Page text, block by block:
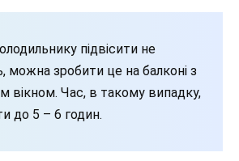
підвісити не
можна зробити це на балконі з
вікном. Час, в такому випадку,
до 5 – 6 годин.